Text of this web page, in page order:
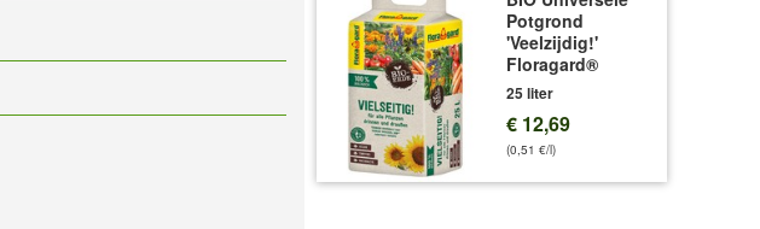
Potgrond
'Veelzijdig!'
Floragard®
25 liter
€ 12,69
(0,51 €/l)